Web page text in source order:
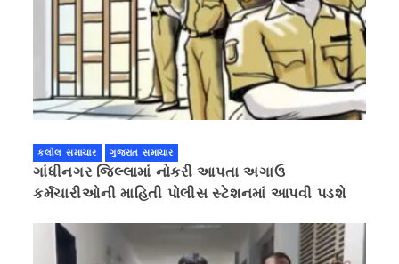
કલોલ સમાચાર ગુજરાત સમાચાર
ગાંધીનગર જિલ્લામાં નોકરી આપતા અગાઉ
કર્મચારીઓની માહિતી પોલીસ સ્ટેશનમાં આપવી પડશે